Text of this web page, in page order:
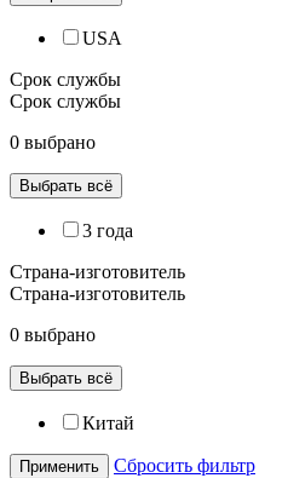
USA
Срок службы
Срок службы
0 выбрано
Выбрать всё
3 года
Страна-изготовитель
Страна-изготовитель
0 выбрано
Выбрать всё
Китай
Применить
Сбросить фильтр